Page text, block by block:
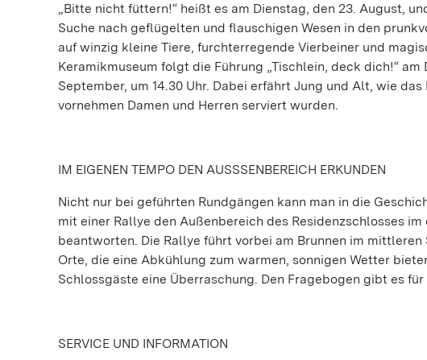
„Bitte nicht füttern!“ heißt es am Dienstag, den 23. August,
Suche nach geflügelten und flauschigen Wesen in den
auf winzig kleine Tiere, furchterregende Vierbeiner und
Keramikmuseum folgt die Führung „Tischlein, deck dich!“
September, um 14.30 Uhr. Dabei erfährt Jung und Alt, wie
vornehmen Damen und Herren serviert wurden.
IM EIGENEN TEMPO DEN AUSSSENBEREICH ERKUNDEN
Nicht nur bei geführten Rundgängen kann man in die
mit einer Rallye den Außenbereich des Residenzschlosses
beantworten. Die Rallye führt vorbei am Brunnen im
Orte, die eine Abkühlung zum warmen, sonnigen Wetter
Schlossgäste eine Überraschung. Den Fragebogen gibt es
SERVICE UND INFORMATION